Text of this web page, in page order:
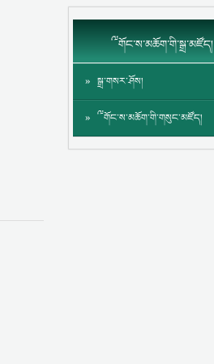
༸གོང་ས་མཆོག་གི་སྒྲ་མཛོད།
སྒྲ་གསར་ཤོས།
༸གོང་ས་མཆོག་གི་གསུང་མཛོད།